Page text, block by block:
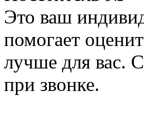
Это ваш
помогает
лучше для вас.
при звонке.